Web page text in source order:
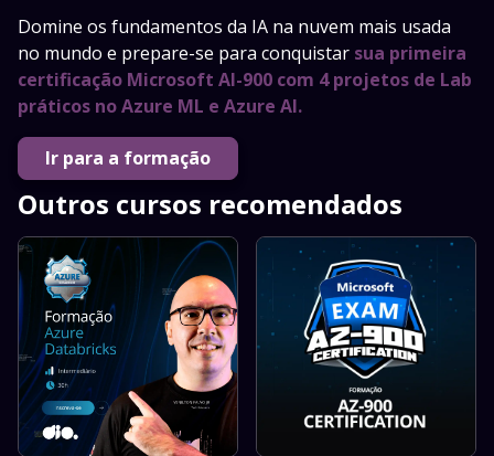
Domine os fundamentos da IA na nuvem mais usada
no mundo e prepare-se para conquistar sua primeira
certificação Microsoft AI-900 com 4 projetos de Lab
práticos no Azure ML e Azure AI.
Ir para a formação
Outros cursos recomendados